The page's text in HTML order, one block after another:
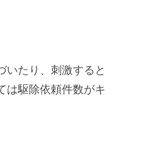
いたり、刺激すると
は駆除依頼件数がキ